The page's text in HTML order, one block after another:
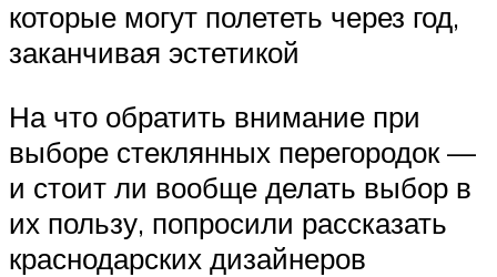
которые могут полететь через год,
заканчивая эстетикой
На что обратить внимание при
выборе стеклянных перегородок —
и стоит ли вообще делать выбор в
их пользу, попросили рассказать
краснодарских дизайнеров